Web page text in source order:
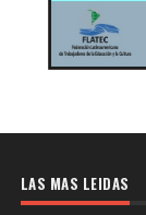
LAS MAS LEIDAS